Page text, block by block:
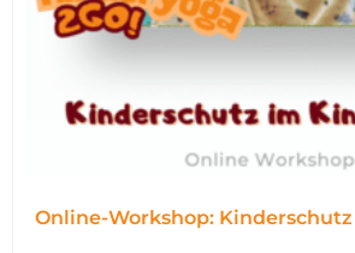
Online-Workshop: